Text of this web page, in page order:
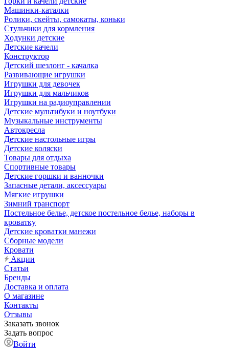
Машинки-каталки
Ролики, скейты, самокаты, коньки
Стульчики для кормления
Ходунки детские
Детские качели
Конструктор
Детский шезлонг - качалка
Развивающие игрушки
Игрушки для девочек
Игрушки для мальчиков
Игрушки на радиоуправлении
Детские мультибуки и ноутбуки
Музыкальные инструменты
Автокресла
Детские настольные игры
Детские коляски
Товары для отдыха
Спортивные товары
Детские горшки и ванночки
Запасные детали, аксессуары
Мягкие игрушки
Зимний транспорт
Постельное белье, детское постельное белье, наборы в
кроватку
Детские кроватки манежи
Сборные модели
Кровати
Акции
Статьи
Бренды
Доставка и оплата
О магазине
Контакты
Отзывы
Заказать звонок
Задать вопрос
Войти